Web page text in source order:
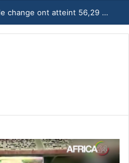
Côte d’Ivoire : les réserves de change ont atteint 56,29 milliards USD en juillet